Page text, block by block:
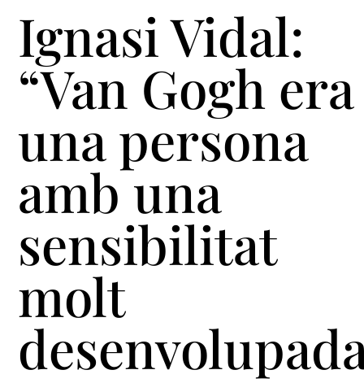
Ignasi Vidal:
“Van Gogh era
una persona
amb una
sensibilitat
molt